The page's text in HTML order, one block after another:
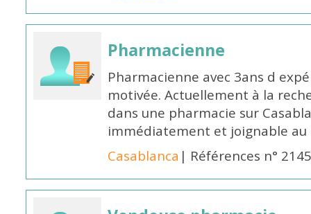
Pharmacienne
Pharmacienne avec 3ans d
motivée. Actuellement à la
dans une pharmacie sur
immédiatement et joignable au
Casablanca | Références n°